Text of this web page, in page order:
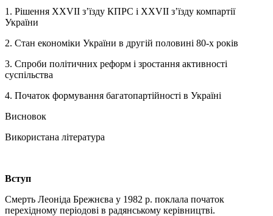
1. Рішення ХХVІІ з’їзду КПРС і ХХVІІ з’їзду компартії
України
2. Стан економіки України в другій половині 80‑х років
3. Спроби політичних реформ і зростання активності
суспільства
4. Початок формування багатопартійності в Україні
Висновок
Використана література
Вступ
Смерть Леоніда Брежнєва у 1982 р. поклала початок
перехідному періодові в радянському керівництві.